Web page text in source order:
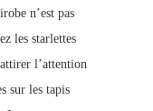
n’est pas
les starlettes
l’attention
sur les tapis